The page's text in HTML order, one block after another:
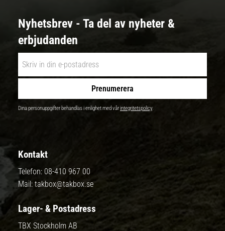
Nyhetsbrev - Ta del av nyheter &
erbjudanden
Prenumerera
Dina personuppgifter behandlas i enlighet med vårintegritetspolicy.
Kontakt
Telefon: 08-410 967 00
Mail: takbox@takbox.se
Lager- & Postadress
TBX Stockholm AB